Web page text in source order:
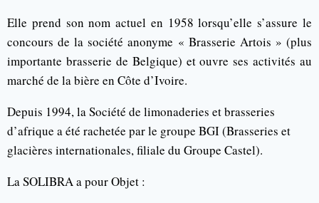
Elle prend son nom actuel en 1958 lorsqu’elle s’assure le
concours de la société anonyme « Brasserie Artois » (plus
importante brasserie de Belgique) et ouvre ses activités au
marché de la bière en Côte d’Ivoire.
Depuis 1994, la Société de limonaderies et brasseries
d’afrique a été rachetée par le groupe BGI (Brasseries et
glacières internationales, filiale du Groupe Castel).
La SOLIBRA a pour Objet :